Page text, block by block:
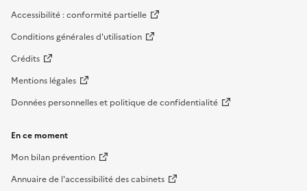
Accessibilité : conformité partielle
Conditions générales d'utilisation
Crédits
Mentions légales
Données personnelles et politique de confidentialité
En ce moment
Mon bilan prévention
Annuaire de l'accessibilité des cabinets